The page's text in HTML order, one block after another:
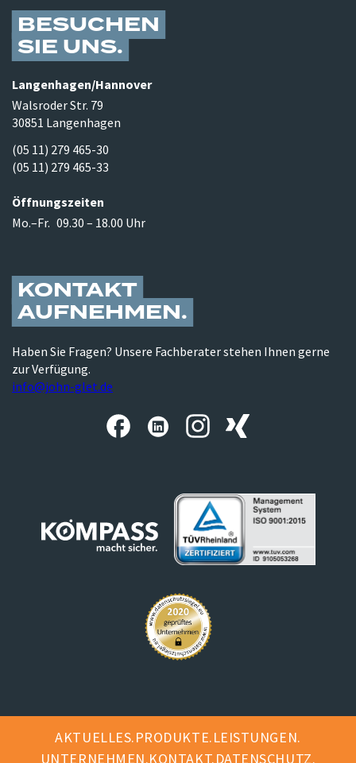
BESUCHEN
SIE UNS
Langenhagen/​Hannover
Walsroder Str. 79
30851 Langenhagen
(05 11) 279 465-30
(05 11) 279 465-33
Öffnungszeiten
Mo.–Fr. 09.30 – 18.00 Uhr
KONTAKT
AUFNEHMEN
Haben Sie Fragen? Unsere Fachberater stehen Ihnen gerne
zur Verfügung.
info@john-glet.de
AKTUELLES PRODUKTE LEISTUNGEN
UNTERNEHMEN KONTAKT DATENSCHUTZ